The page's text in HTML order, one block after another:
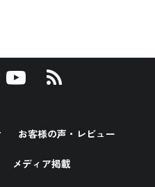
お客様の声・レビュー
メディア掲載